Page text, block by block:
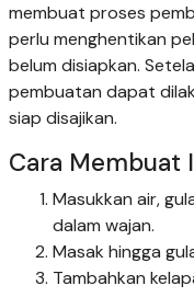
membuat proses
perlu menghentikan
belum disiapkan.
pembuatan dapat
siap disajikan.
Cara Membuat
Masukkan air,
dalam wajan.
Masak hingga
Tambahkan